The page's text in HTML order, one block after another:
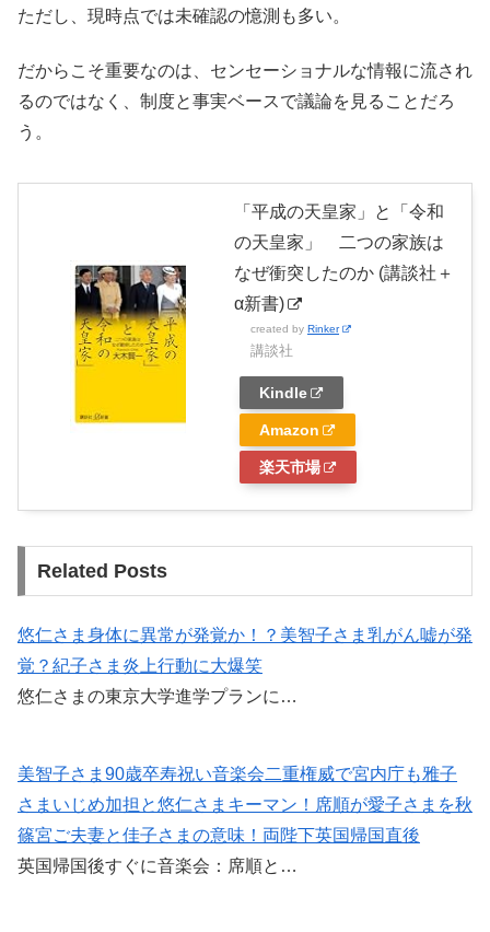
ただし、現時点では未確認の憶測も多い。
だからこそ重要なのは、センセーショナルな情報に流され
るのではなく、制度と事実ベースで議論を見ることだろ
う。
「平成の天皇家」と「令和
の天皇家」 二つの家族は
なぜ衝突したのか (講談社＋
α新書)
created by Rinker
講談社
Kindle
Amazon
楽天市場
Related Posts
悠仁さま身体に異常が発覚か！？美智子さま乳がん嘘が発
覚？紀子さま炎上行動に大爆笑
悠仁さまの東京大学進学プランに…
美智子さま90歳卒寿祝い音楽会二重権威で宮内庁も雅子
さまいじめ加担と悠仁さまキーマン！席順が愛子さまを秋
篠宮ご夫妻と佳子さまの意味！両陛下英国帰国直後
英国帰国後すぐに音楽会：席順と…